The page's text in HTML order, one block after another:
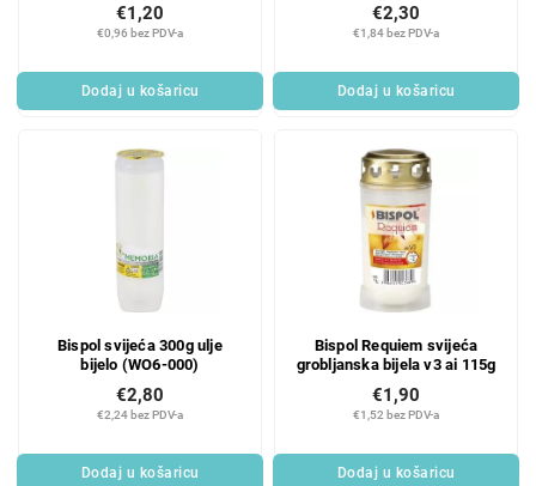
€0,96 bez PDV-a
€1,20
Dodaj u košaricu
€1,84 bez PDV-a
€2,30
Dodaj u košaricu
Bispol svijeća 300g ulje
bijelo (WO6-000)
€2,24 bez PDV-a
€2,80
Dodaj u košaricu
Bispol Requiem svijeća
grobljanska bijela v3 ai 115g
€1,52 bez PDV-a
€1,90
Dodaj u košaricu